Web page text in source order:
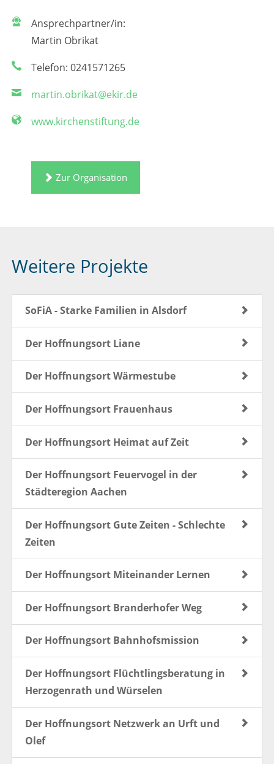
Ansprechpartner/in:
Martin Obrikat
Telefon: 0241571265
martin.obrikat@ekir.de
www.kirchenstiftung.de
Zur Organisation
Weitere Projekte
SoFiA - Starke Familien in Alsdorf
Der Hoffnungsort Liane
Der Hoffnungsort Wärmestube
Der Hoffnungsort Frauenhaus
Der Hoffnungsort Heimat auf Zeit
Der Hoffnungsort Feuervogel in der
Städteregion Aachen
Der Hoffnungsort Gute Zeiten - Schlechte
Zeiten
Der Hoffnungsort Miteinander Lernen
Der Hoffnungsort Branderhofer Weg
Der Hoffnungsort Bahnhofsmission
Der Hoffnungsort Flüchtlingsberatung in
Herzogenrath und Würselen
Der Hoffnungsort Netzwerk an Urft und
Olef